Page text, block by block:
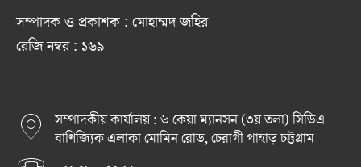
সম্পাদক ও প্রকাশক : মোহাম্মদ জহির
রেজি নম্বর : ১৬৯
সম্পাদকীয় কার্যালয় : ৬ কেয়া ম্যানসন (৩য় তলা) সিডিএ
বাণিজ্যিক এলাকা মোমিন রোড, চেরাগী পাহাড় চট্টগ্রাম।